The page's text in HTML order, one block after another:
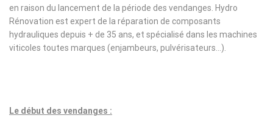
en raison du lancement de la période des vendanges. Hydro
Rénovation est expert de la réparation de composants
hydrauliques depuis + de 35 ans, et spécialisé dans les machines
viticoles toutes marques (enjambeurs, pulvérisateurs…).
Le début des vendanges :